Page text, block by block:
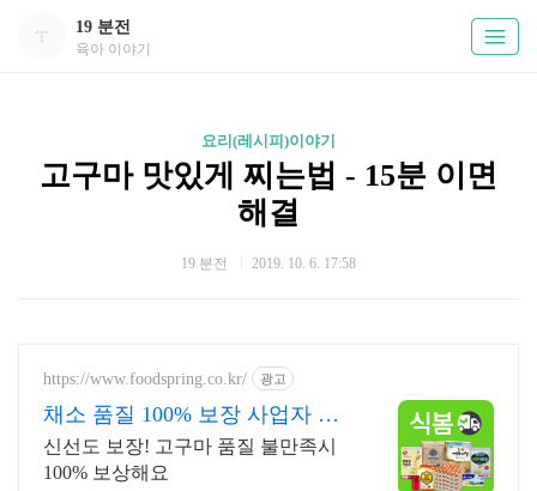
19 분전
육아 이야기
요리(레시피)이야기
고구마 맛있게 찌는법 - 15분 이면
해결
19 분전 2019. 10. 6. 17:58
https://www.foodspring.co.kr/ 광고
채소 품질 100% 보장 사업자 전
용 특가
신선도 보장! 고구마 품질 불만족시
100% 보상해요